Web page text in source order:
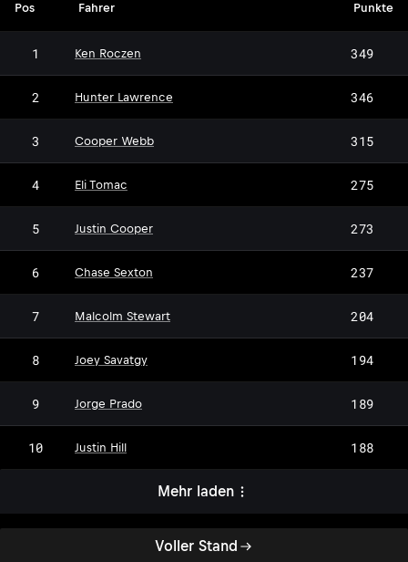
Voller Stand
Pos Fahrer Punkte
1 Ken Roczen 349
2 Hunter Lawrence 346
3 Cooper Webb 315
4 Eli Tomac 275
5 Justin Cooper 273
6 Chase Sexton 237
7 Malcolm Stewart 204
8 Joey Savatgy 194
9 Jorge Prado 189
10 Justin Hill 188
Mehr laden